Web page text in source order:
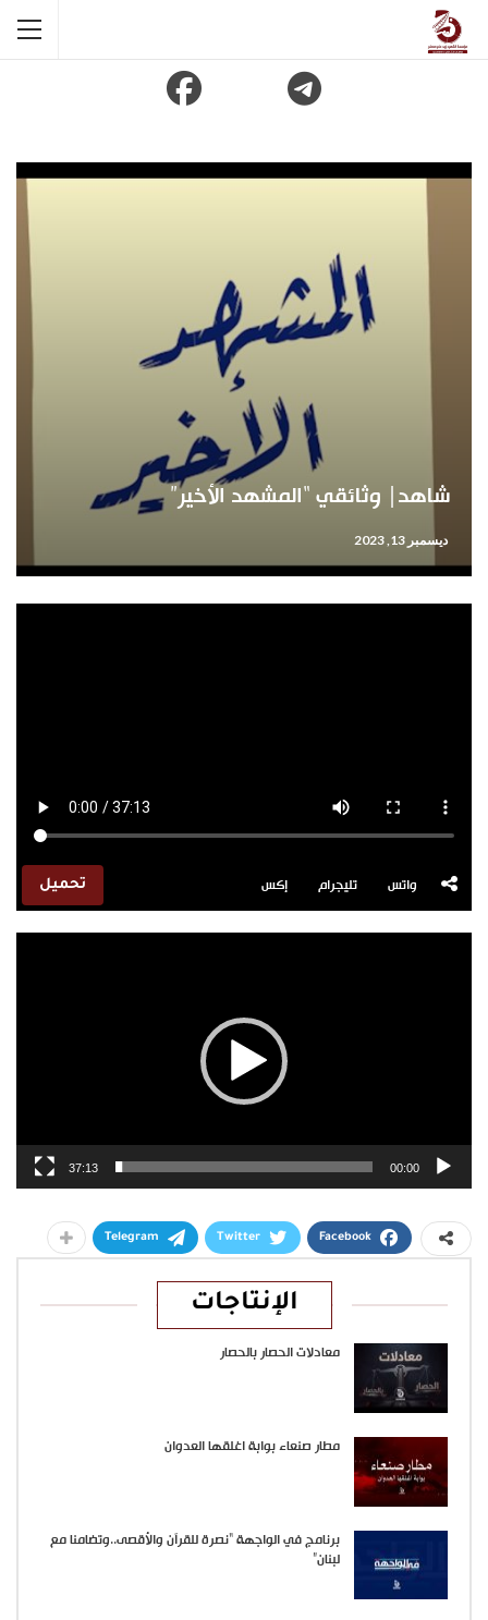
شاهد| وثائقي “المشهد الأخير”
ديسمبر 13, 2023
واتس تليجرام إكس تحميل
00:00
37:13
Facebook
Twitter
Telegram
الإنتاجات
معادلات الحصار بالحصار
مطار صنعاء بوابة اغلقها العدوان
برنامج في الواجهة “نصرة للقرآن والأقصى..وتضامنا مع
لبنان”